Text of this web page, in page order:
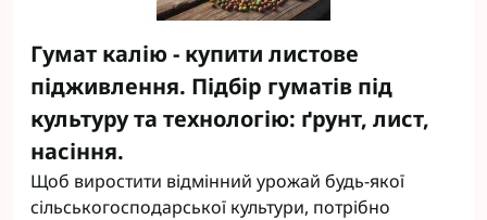
Гумат калію - купити листове
підживлення. Підбір гуматів під
культуру та технологію: ґрунт, лист,
насіння.
Щоб виростити відмінний урожай будь-якої
сільськогосподарської культури, потрібно